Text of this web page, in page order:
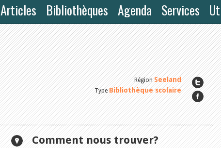
Articles Bibliothèques Agenda Services
RégionSeeland
TypeBibliothèque scolaire
Comment nous trouver?